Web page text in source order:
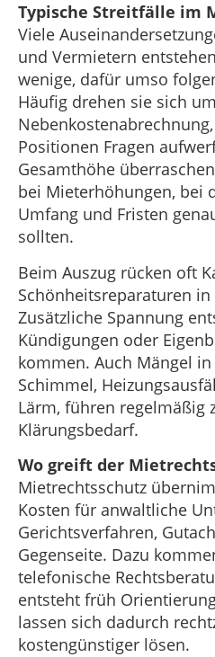
Typische Streitfälle im
Viele
und Vermietern
wenige, dafür umso
Häufig drehen sie sich
Positionen Fragen
Gesamthöhe
bei Mieterhöhungen, bei
Umfang und Fristen
sollten.
Beim Auszug rücken oft
Schönheitsreparaturen
Zusätzliche Spannung
Kündigungen oder
kommen. Auch Mängel
Schimmel,
Lärm, führen regelmäßig
Klärungsbedarf.
Wo greift der
Mietrechtsschutz
Kosten für anwaltliche
Gerichtsverfahren,
Gegenseite. Dazu
telefonische
entsteht früh
lassen sich dadurch
kostengünstiger lösen.